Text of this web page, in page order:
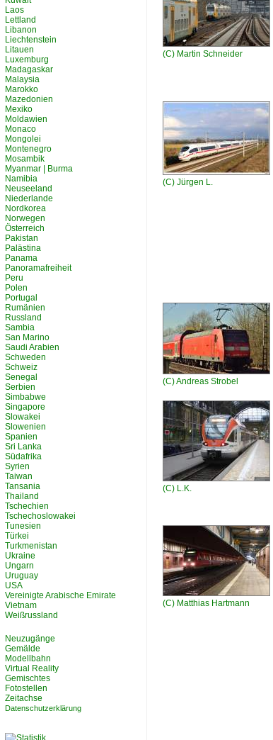
(C) Martin Schneider
(C) Jürgen L.
(C)Andreas Strobel
(C) L.K.
(C) Matthias Hartmann
Laos
Lettland
Libanon
Liechtenstein
Litauen
Luxemburg
Madagaskar
Malaysia
Marokko
Mazedonien
Mexiko
Moldawien
Monaco
Mongolei
Montenegro
Mosambik
Myanmar | Burma
Namibia
Neuseeland
Niederlande
Nordkorea
Norwegen
Österreich
Pakistan
Palästina
Panama
Panoramafreiheit
Peru
Polen
Portugal
Rumänien
Russland
Sambia
San Marino
Saudi Arabien
Schweden
Schweiz
Senegal
Serbien
Simbabwe
Singapore
Slowakei
Slowenien
Spanien
Sri Lanka
Südafrika
Syrien
Taiwan
Tansania
Thailand
Tschechien
Tschechoslowakei
Tunesien
Türkei
Turkmenistan
Ukraine
Ungarn
Uruguay
USA
Vereinigte Arabische Emirate
Vietnam
Weißrussland
Neuzugänge
Gemälde
Modellbahn
Virtual Reality
Gemischtes
Fotostellen
Zeitachse
Datenschutzerklärung